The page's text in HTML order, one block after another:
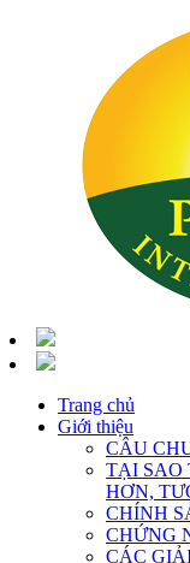
Trang chủ
Giới thiệu
CÂU
TẠI SAO
HƠN,
CHÍNH
CHỨNG
CÁC